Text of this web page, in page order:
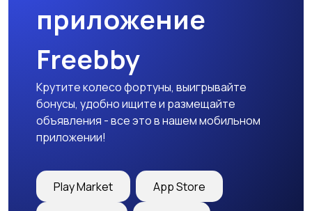
приложение
Freebby
Крутите колесо фортуны, выигрывайте
бонусы, удобно ищите и размещайте
объявления - все это в нашем мобильном
приложении!
Play Market App Store